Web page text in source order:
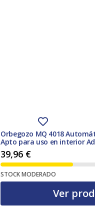
Orbegozo MQ 4018
Apto para uso en interior
exteriores Negro
39,96 €
STOCK MODERADO
Ver